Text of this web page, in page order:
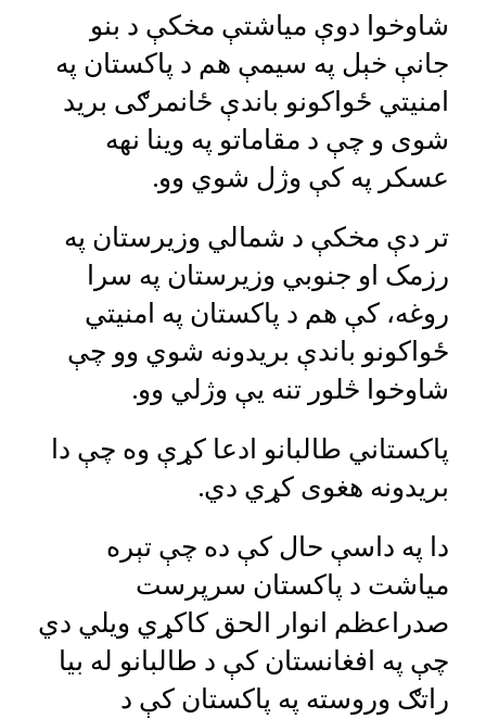
شاوخوا دوې میاشتې مخکې د بنو
جانې خېل په سیمې هم د پاکستان په
امنیتي ځواکونو باندې ځانمرګی برید
شوی و چې د مقاماتو په وینا نهه
عسکر په کې وژل شوي وو.
تر دې مخکې د شمالي وزیرستان په
رزمک او جنوبي وزیرستان په سرا
روغه، کې هم د پاکستان په امنیتي
ځواکونو باندې بریدونه شوي وو چې
شاوخوا څلور تنه یې وژلي وو.
پاکستاني طالبانو ادعا کړې وه چې دا
بریدونه هغوی کړي دي.
دا په داسې حال کې ده چې تېره
میاشت د پاکستان سرپرست
صدراعظم انوار الحق کاکړي ویلي دي
چې په افغانستان کې د طالبانو له بیا
راتګ وروسته په پاکستان کې د